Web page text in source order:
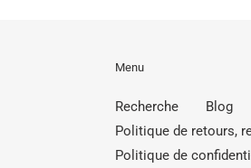
Menu
Recherche Blog
Politique de retours,
Politique de